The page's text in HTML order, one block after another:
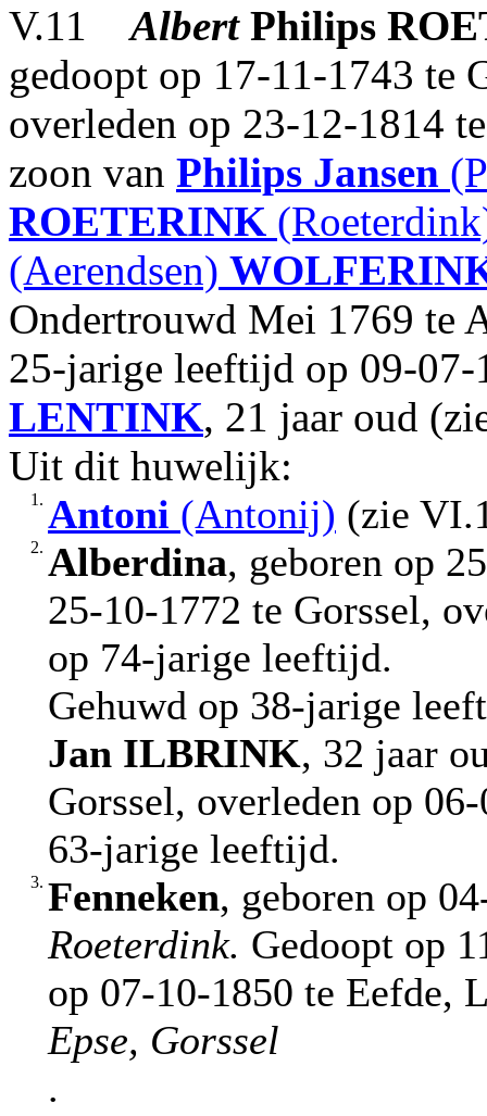
V.11AlbertPhilips
gedoopt op 17-11-1743 te
overleden op 23-12-1814
zoon van Philips Jansen
ROETERINK
(Aerendsen)
Ondertrouwd Mei 1769 te
25-jarige leeftijd op 09-
LENTINK, 21 jaar oud
Uit dit huwelijk:
1. Antoni (Antonij) (zie
2. Alberdina, geboren op
25-10-1772 te Gorssel,
op 74-jarige leeftijd.
Gehuwd op 38-jarige
Jan ILBRINK, 32 jaar
Gorssel, overleden op
63-jarige leeftijd.
3. Fenneken, geboren op
Roeterdink. Gedoopt op
op 07-10-1850 te Eefde,
Epse, Gorssel
.